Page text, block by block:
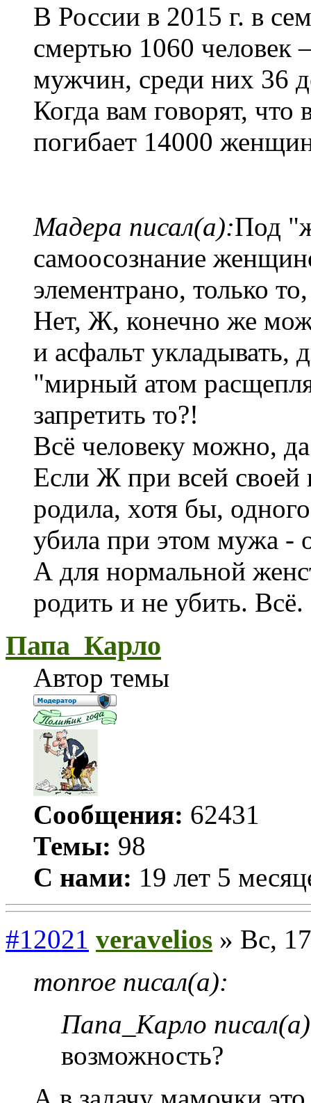
В России в 2015 г. в
смертью 1060
мужчин, среди них
Когда вам говорят,
погибает 14000
Мадера писал(а):Под
самоосознание
элементрано, только
Нет, Ж, конечно же
и асфальт укладывать,
"мирный атом
запретить то?!
Всё человеку можно,
Если Ж при всей своей
родила, хотя бы,
убила при этом мужа -
А для нормальной
родить и не убить. Всё.
Папа_Карло
Автор темы
Сообщения: 62431
Темы: 98
С нами: 19 лет 5
#12021 veravelios » Вс,
monroe писал(а):
Папа_Карло
возможность?